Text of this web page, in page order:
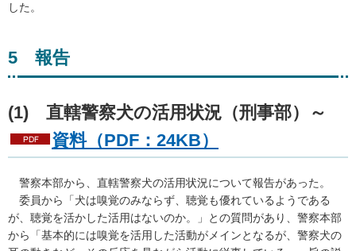
した。
5 報告
(1) 直轄警察犬の活用状況（刑事部）～
資料（PDF：24KB）
警察本部から、直轄警察犬の活用状況について報告があった。
委員から「犬は嗅覚のみならず、聴覚も優れているようである
が、聴覚を活かした活用はないのか。」との質問があり、警察本部
から「基本的には嗅覚を活用した活動がメインとなるが、警察犬の